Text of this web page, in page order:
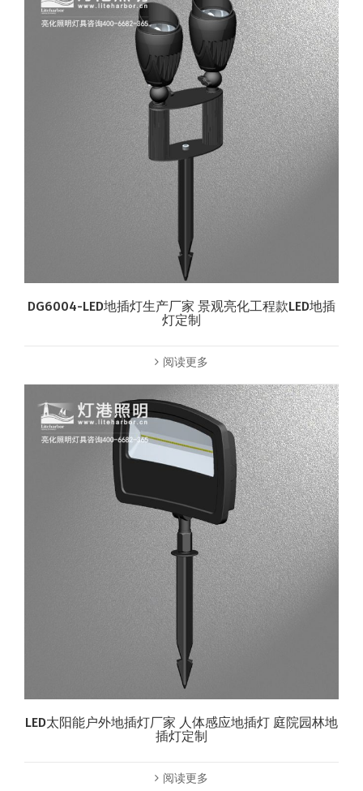
DG6004-LED地插灯生产厂家 景观亮化工程款LED地插
灯定制
阅读更多
LED太阳能户外地插灯厂家 人体感应地插灯 庭院园林地
插灯定制
阅读更多